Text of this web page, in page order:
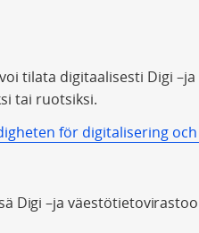
tilata digitaalisesti Digi
tai ruotsiksi.
för digitalisering
Digi –ja